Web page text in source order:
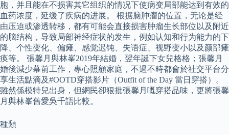
胞，并且能在不损害其它组织的情况下使病变局部能达到有效的
血药浓度，延缓了疾病的进展。 根据脑肿瘤的位置，无论是经
由压迫或渗透转移，都有可能会直接损害肿瘤生长部位以及附近
的脑结构，导致局部神经症状的发生，例如认知和行为能力的下
降、个性变化、偏瘫、感觉迟钝、失语症、视野变小以及颜部瘫
痪等。 張馨月與林峯2019年結婚，翌年誕下女兒格格；張馨月
婚後減少幕前工作，專心照顧家庭，不過不時都會於社交平台分
享生活點滴及#OOTD穿搭影片（Outfit of the Day 當日穿搭）。
雖然係模特兒出身，但網民卻狠批張馨月嘅穿搭品味，更將張馨
月與林峯舊愛吳千語比較。
種類